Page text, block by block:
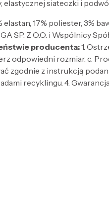
elastycznej siateczki i
17% poliester, 3%
SP. Z O.O. i Wspólnicy
producenta:1.
odpowiedni rozmiar. c.
zgodnie z instrukcją
recyklingu. 4.